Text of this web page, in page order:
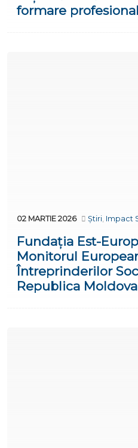
formare
02 MARTIE 2026 Știri, Impact
Fundația Est-
Monitorul
Întreprinderilor
Republica Moldova